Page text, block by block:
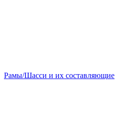
Рамы/Шасси и их составляющие